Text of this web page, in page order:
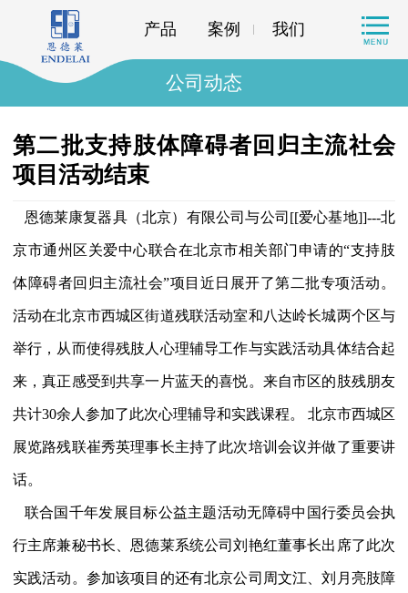
产品 案例 我们
公司动态
第二批支持肢体障碍者回归主流社会
项目活动结束
恩德莱康复器具（北京）有限公司与公司[[爱心基地]]---北
京市通州区关爱中心联合在北京市相关部门申请的“支持肢
体障碍者回归主流社会”项目近日展开了第二批专项活动。
活动在北京市西城区街道残联活动室和八达岭长城两个区与
举行，从而使得残肢人心理辅导工作与实践活动具体结合起
来，真正感受到共享一片蓝天的喜悦。来自市区的肢残朋友
共计30余人参加了此次心理辅导和实践课程。 北京市西城区
展览路残联崔秀英理事长主持了此次培训会议并做了重要讲
话。
联合国千年发展目标公益主题活动无障碍中国行委员会执
行主席兼秘书长、恩德莱系统公司刘艳红董事长出席了此次
实践活动。参加该项目的还有北京公司周文江、刘月亮肢障